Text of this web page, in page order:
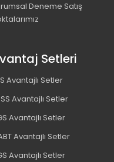
Deneme Satış
Setleri
Avantajlı Setler
Avantajlı Setler
Avantajlı Setler
Avantajlı Setler
Avantajlı Setler